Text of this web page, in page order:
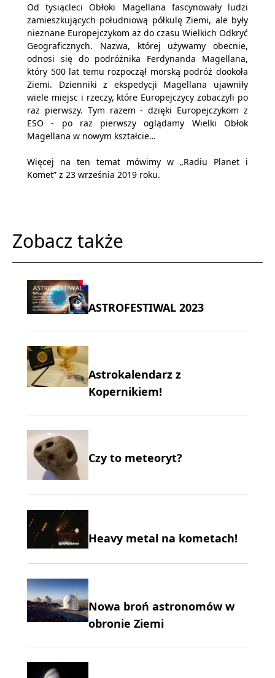
Od tysiącleci Obłoki Magellana fascynowały ludzi
zamieszkujących południową półkulę Ziemi, ale były
nieznane Europejczykom aż do czasu Wielkich Odkryć
Geograficznych. Nazwa, której używamy obecnie,
odnosi się do podróżnika Ferdynanda Magellana,
który 500 lat temu rozpoczął morską podróż dookoła
Ziemi. Dzienniki z ekspedycji Magellana ujawniły
wiele miejsc i rzeczy, które Europejczycy zobaczyli po
raz pierwszy. Tym razem - dzięki Europejczykom z
ESO - po raz pierwszy oglądamy Wielki Obłok
Magellana w nowym kształcie…
Więcej na ten temat mówimy w „Radiu Planet i
Komet” z 23 września 2019 roku.
Zobacz także
ASTROFESTIWAL 2023
Astrokalendarz z
Kopernikiem!
Czy to meteoryt?
Heavy metal na kometach!
Nowa broń astronomów w
obronie Ziemi